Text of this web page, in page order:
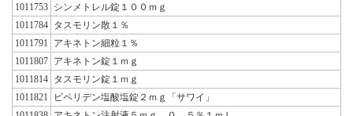
1011753 シンメトレル錠１００ｍｇ
1011784 タスモリン散１％
1011791
アキネトン細粒１％
1011807 アキネトン錠１ｍｇ
1011814 タスモリン錠１ｍｇ
1011821
ビペリデン塩酸塩錠２ｍｇ「サワイ」